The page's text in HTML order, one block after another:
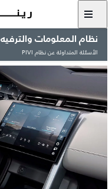
نظام المعلومات والترفيه
الأسئلة المتداولة عن نظام PIVI